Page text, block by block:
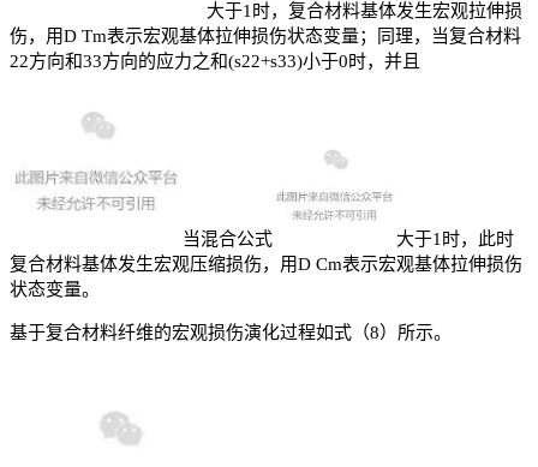
大于1时，复合材料基体发生宏观拉伸损
伤，用D Tm表示宏观基体拉伸损伤状态变量；同理，当复合材料
22方向和33方向的应力之和(s22+s33)小于0时，并且
当混合公式
大于1时，此时
复合材料基体发生宏观压缩损伤，用D Cm表示宏观基体拉伸损伤
状态变量。
基于复合材料纤维的宏观损伤演化过程如式（8）所示。